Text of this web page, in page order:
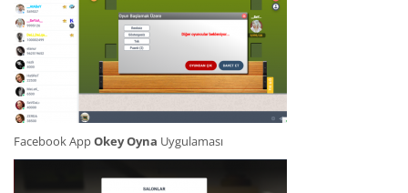
Facebook AppOkey Oyna Uygulaması